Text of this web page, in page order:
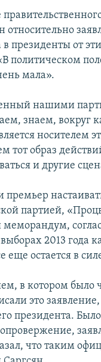
относительно
президенты от
политическом
мала».
нашими
знаем, вокруг
носителем
тот образ
и другие
партией,
2013 года
еще остается в
в котором было
это
президента.
что таким